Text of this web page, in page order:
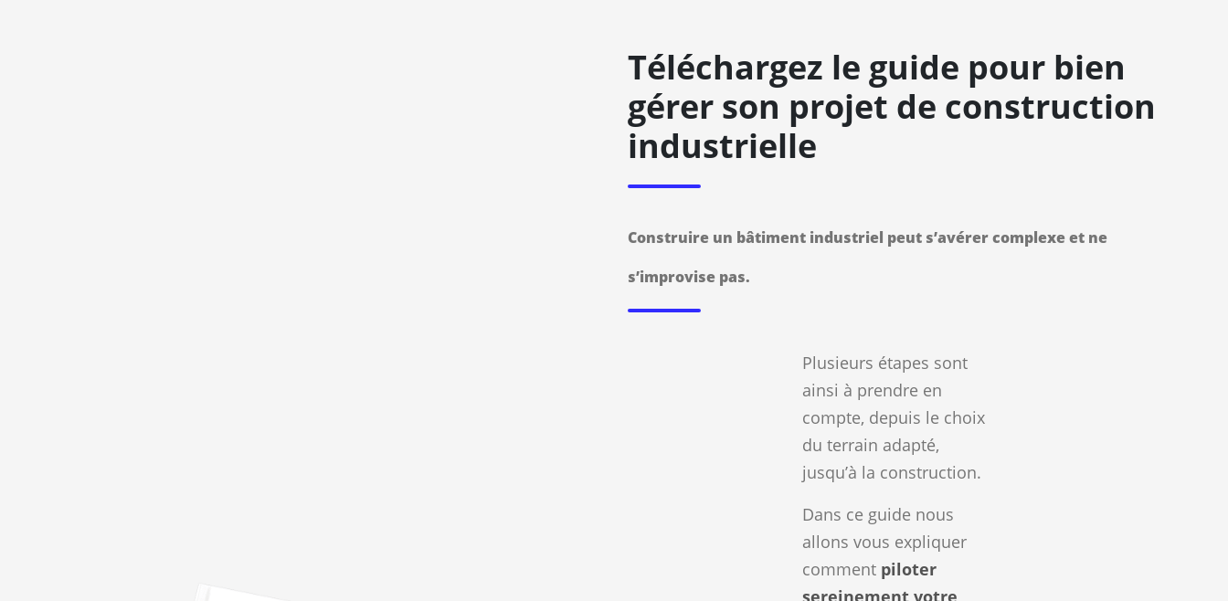
Téléchargez le guide pour bien
gérer son projet de construction
industrielle
Construire un bâtiment industriel peut s’avérer complexe et ne
s’improvise pas.
Plusieurs étapes sont
ainsi à prendre en
compte, depuis le choix
du terrain adapté,
jusqu’à la construction.
Dans ce guide nous
allons vous expliquer
comment piloter
sereinement votre